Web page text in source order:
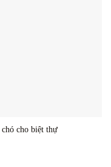
cho biệt thự